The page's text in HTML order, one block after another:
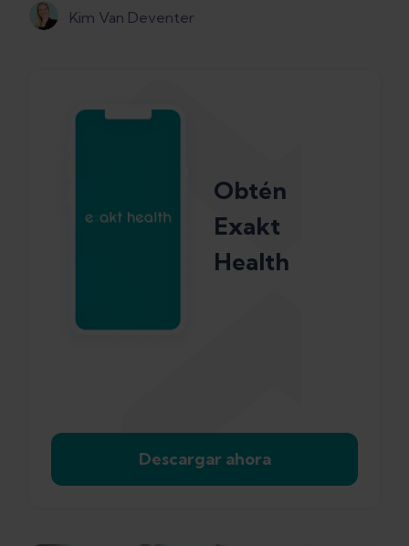
Kim Van Deventer
Obtén
Exakt
Health
Descargar ahora